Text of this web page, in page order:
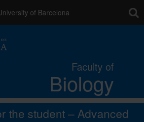
of Barcelona
Faculty of
Biology
and innovation
the student – Advanced